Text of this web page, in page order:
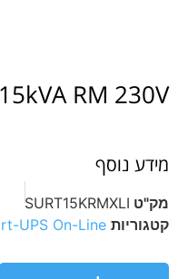
RM 230V
מידע נוסף
מק"ט SURT15KRMXLI
קטגוריות UPS On-Line